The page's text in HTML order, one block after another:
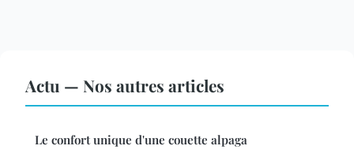
Actu — Nos autres articles
Le confort unique d'une couette alpaga